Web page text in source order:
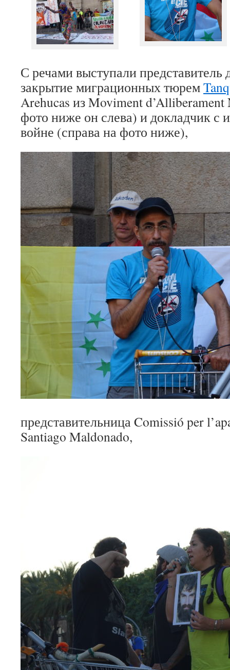
С речами выступали представитель
закрытие миграционных тюрем
Arehucas из Moviment
фото ниже он слева) и докладчик с
войне (справа на фото ниже),
представительница Comissió per
Santiago Maldonado,